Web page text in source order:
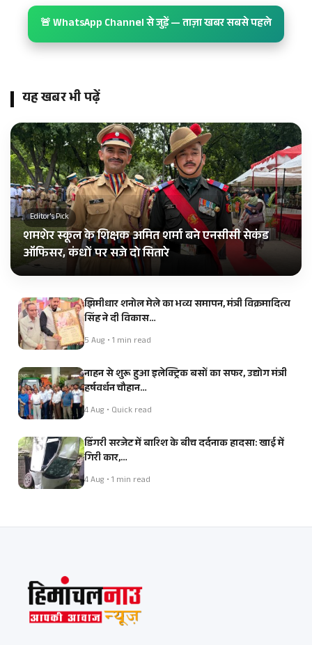
🚨 WhatsApp Channel से जुड़ें — ताज़ा खबर सबसे पहले
यह खबर भी पढ़ें
Editor's Pick
शमशेर स्कूल के शिक्षक अमित शर्मा बने एनसीसी सेकंड
ऑफिसर, कंधों पर सजे दो सितारे
झिमीधार शनोल मेले का भव्य समापन, मंत्री विक्रमादित्य
सिंह ने दी विकास…
5 Aug • 1 min read
नाहन से शुरू हुआ इलेक्ट्रिक बसों का सफर, उद्योग मंत्री
हर्षवर्धन चौहान…
4 Aug • Quick read
डिंगरी सरजेट में बारिश के बीच दर्दनाक हादसा: खाई में
गिरी कार,…
4 Aug • 1 min read